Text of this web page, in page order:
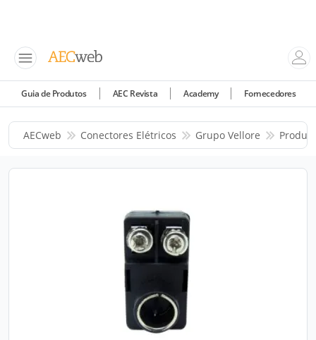
Guia de Produtos AEC Revista Academy Fornecedores
AECweb Conectores Elétricos Grupo Vellore